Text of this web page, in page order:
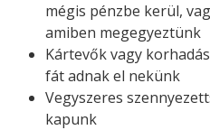
mégis pénzbe kerül,
amiben megegyeztünk
Kártevők vagy
fát adnak el nekünk
Vegyszeres
kapunk